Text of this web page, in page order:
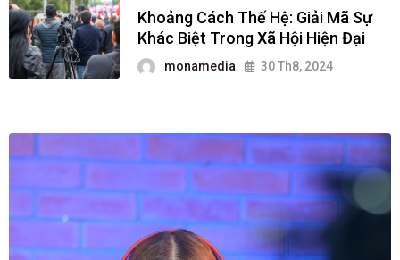
Khoảng Cách Thế Hệ: Giải Mã Sự
Khác Biệt Trong Xã Hội Hiện Đại
monamedia 30 Th8, 2024